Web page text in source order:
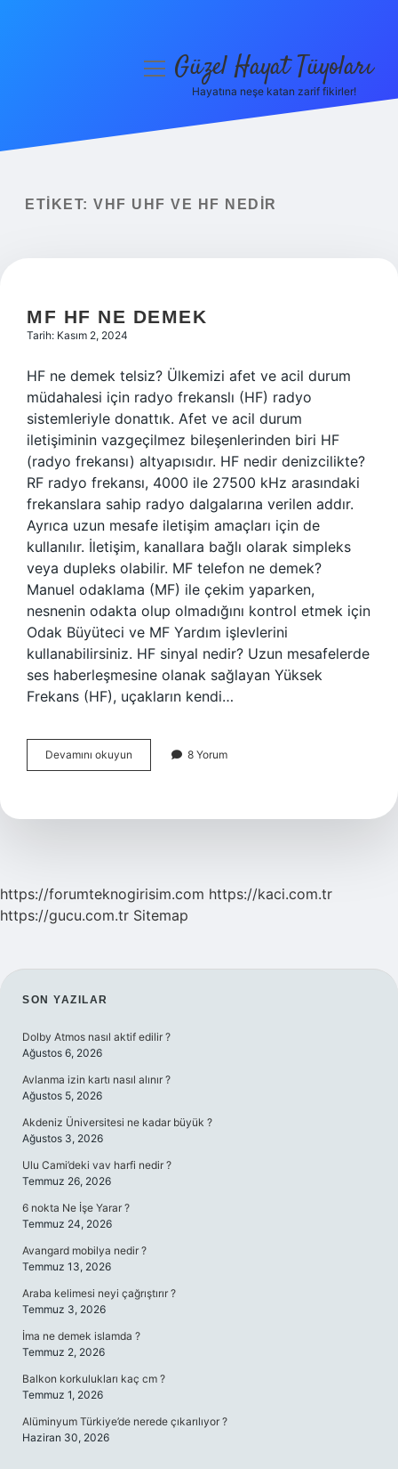
Yasal Uyarı
menüyüGüzel Hayat Tüyoları
Hayatına neşe katan zarif fikirler!
ETIKET: VHF UHF VE HF NEDIR
MF HF NE DEMEK
Tarih: Kasım 2, 2024
HF ne demek telsiz? Ülkemizi afet ve acil durum
müdahalesi için radyo frekanslı (HF) radyo
sistemleriyle donattık. Afet ve acil durum
iletişiminin vazgeçilmez bileşenlerinden biri HF
(radyo frekansı) altyapısıdır. HF nedir denizcilikte?
RF radyo frekansı, 4000 ile 27500 kHz arasındaki
frekanslara sahip radyo dalgalarına verilen addır.
Ayrıca uzun mesafe iletişim amaçları için de
kullanılır. İletişim, kanallara bağlı olarak simpleks
veya dupleks olabilir. MF telefon ne demek?
Manuel odaklama (MF) ile çekim yaparken,
nesnenin odakta olup olmadığını kontrol etmek için
Odak Büyüteci ve MF Yardım işlevlerini
kullanabilirsiniz. HF sinyal nedir? Uzun mesafelerde
ses haberleşmesine olanak sağlayan Yüksek
Frekans (HF), uçakların kendi…
Devamını okuyun
Hf
8 Yorum
https://forumteknogirisim.com https://kaci.com.tr
https://gucu.com.tr Sitemap
SIDEBAR
SON YAZILAR
Dolby Atmos nasıl aktif edilir ?
Ağustos 6, 2026
Avlanma izin kartı nasıl alınır ?
Ağustos 5, 2026
Akdeniz Üniversitesi ne kadar büyük ?
Ağustos 3, 2026
Ulu Cami’deki vav harfi nedir ?
Temmuz 26, 2026
6 nokta Ne İşe Yarar ?
Temmuz 24, 2026
Avangard mobilya nedir ?
Temmuz 13, 2026
Araba kelimesi neyi çağrıştırır ?
Temmuz 3, 2026
İma ne demek islamda ?
Temmuz 2, 2026
Balkon korkulukları kaç cm ?
Temmuz 1, 2026
Alüminyum Türkiye’de nerede çıkarılıyor ?
Haziran 30, 2026